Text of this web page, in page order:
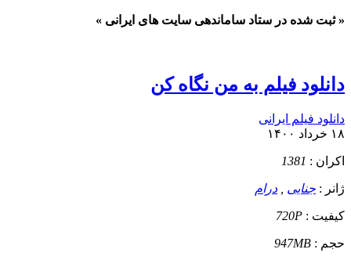
« ثبت شده در ستاد ساماندهی سایت های ایرانی »
دانلود فیلم به من نگاه کن
دانلود فیلم ایرانی
۱۸ خرداد ۱۴۰۰
اکران : 1381
ژانر : جنایی درام
کيفيت : 720P
حجم : 947MB